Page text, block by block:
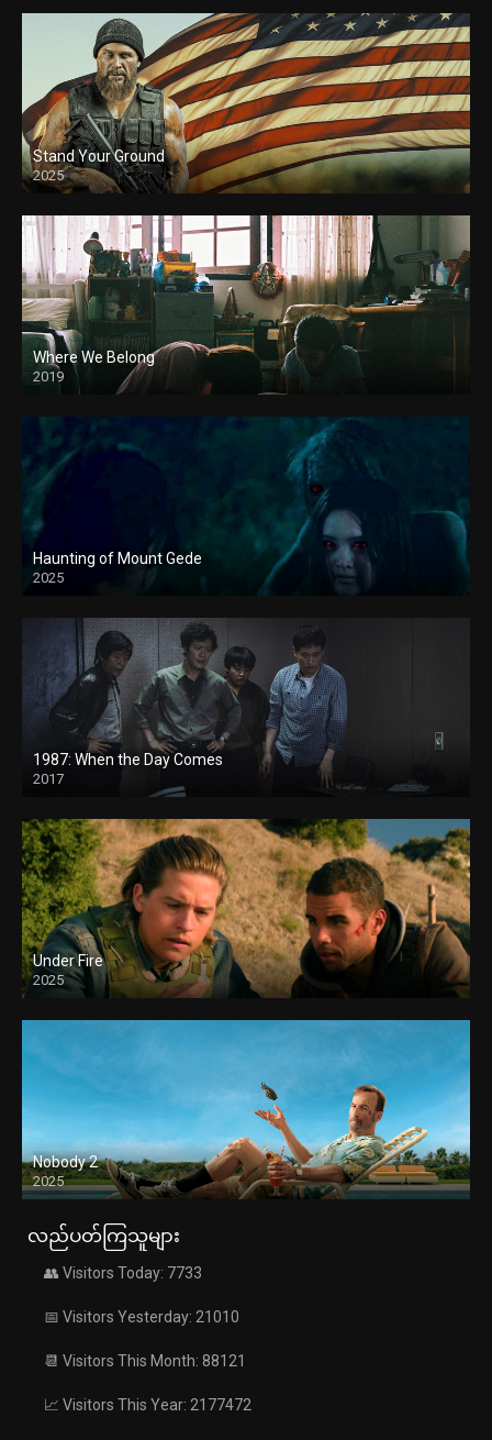
Stand Your Ground
2025
Where We Belong
2019
Haunting of Mount Gede
2025
1987: When the Day Comes
2017
Under Fire
2025
Nobody 2
2025
လည်ပတ်ကြသူများ
👥 Visitors Today: 7733
📅 Visitors Yesterday: 21010
📆 Visitors This Month: 88121
📈 Visitors This Year: 2177472